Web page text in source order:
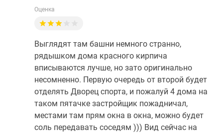
Оценка
Выглядят там башни немного странно,
рядышком дома красного кирпича
вписываются лучше, но зато оригинально
несомненно. Первую очередь от второй будет
отделять Дворец спорта, и пожалуй 4 дома на
таком пятачке застройщик пожадничал,
местами там прям окна в окна, можно будет
соль передавать соседям ))) Вид сейчас на